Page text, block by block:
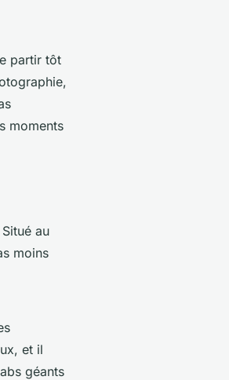
partir tôt
moments
au
moins
et il
géants